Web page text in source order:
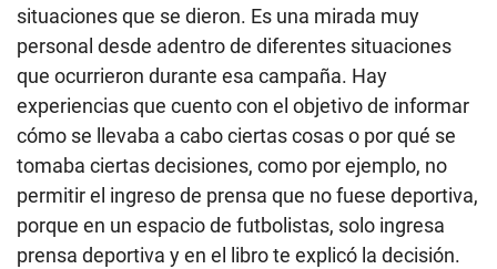
situaciones que se dieron. Es una mirada muy
personal desde adentro de diferentes situaciones
que ocurrieron durante esa campaña. Hay
experiencias que cuento con el objetivo de informar
cómo se llevaba a cabo ciertas cosas o por qué se
tomaba ciertas decisiones, como por ejemplo, no
permitir el ingreso de prensa que no fuese deportiva,
porque en un espacio de futbolistas, solo ingresa
prensa deportiva y en el libro te explicó la decisión.